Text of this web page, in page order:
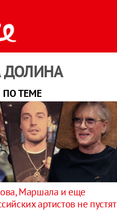
ДОЛИНА
ТЕМЕ
Маршала и еще
артистов не пустят